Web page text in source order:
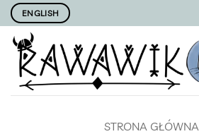
Przewiń
do
zawartości
ENGLISH
STRONA GŁÓWNA